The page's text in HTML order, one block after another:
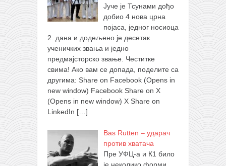
Јуче је Тсунами дођо
добио 4 нова црна
појаса, једног носиоца
2. дана и додељено је десетак
ученичких звања и једно
предмајсторско звање. Честитке
свима! Ако вам се допада, поделите са
другима: Share on Facebook (Opens in
new window) Facebook Share on X
(Opens in new window) X Share on
LinkedIn […]
Bas Rutten – ударач
против хватача
Пре УФЦ-а и К1 било